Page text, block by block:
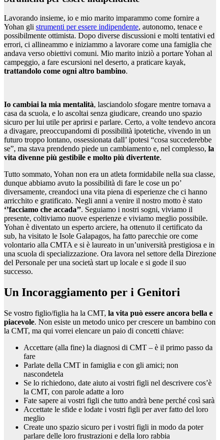
Lavorando insieme, io e mio marito imparammo come fornire a
Yohan gli strumenti per essere indipendente, autonomo, tenace e
possibilmente ottimista. Dopo diverse discussioni e molti tentativi ed
errori, ci allineammo e iniziammo a lavorare come una famiglia che
andava verso obiettivi comuni. Mio marito iniziò a portare Yohan al
campeggio, a fare escursioni nel deserto, a praticare kayak,
trattandolo come ogni altro bambino.
Io cambiai la mia mentalità, lasciandolo sfogare mentre tornava a
casa da scuola, e lo ascoltai senza giudicare, creando uno spazio
sicuro per lui utile per aprirsi e parlare. Certo, a volte tendevo ancora
a divagare, preoccupandomi di possibilità ipotetiche, vivendo in un
futuro troppo lontano, ossessionata dall’ ipotesi “cosa succederebbe
se”, ma stava prendendo piede un cambiamento e, nel complesso, la
vita divenne più gestibile e molto più divertente.
Tutto sommato, Yohan non era un atleta formidabile nella sua classe,
dunque abbiamo avuto la possibilità di fare le cose un po’
diversamente, creandoci una vita piena di esperienze che ci hanno
arricchito e gratificato. Negli anni a venire il nostro motto è stato
‘’facciamo che accada’’. Seguiamo i nostri sogni, viviamo il
presente, coltiviamo nuove esperienze e viviamo meglio possibile.
Yohan è diventato un esperto arciere, ha ottenuto il certificato da
sub, ha visitato le Isole Galapagos, ha fatto parecchie ore come
volontario alla CMTA e si è laureato in un’università prestigiosa e in
una scuola di specializzazione. Ora lavora nel settore della Direzione
del Personale per una società start up locale e si gode il suo
successo.
Un Incoraggiamento per i Genitori
Se vostro figlio/figlia ha la CMT, la vita può essere ancora bella e
piacevole. Non esiste un metodo unico per crescere un bambino con
la CMT, ma qui vorrei elencare un paio di concetti chiave:
Accettare (alla fine) la diagnosi di CMT – è il primo passo da
fare
Parlate della CMT in famiglia e con gli amici; non
nascondetela
Se lo richiedono, date aiuto ai vostri figli nel descrivere cos’è
la CMT, con parole adatte a loro
Fate sapere ai vostri figli che tutto andrà bene perché così sarà
Accettate le sfide e lodate i vostri figli per aver fatto del loro
meglio
Create uno spazio sicuro per i vostri figli in modo da poter
parlare delle loro frustrazioni e della loro rabbia